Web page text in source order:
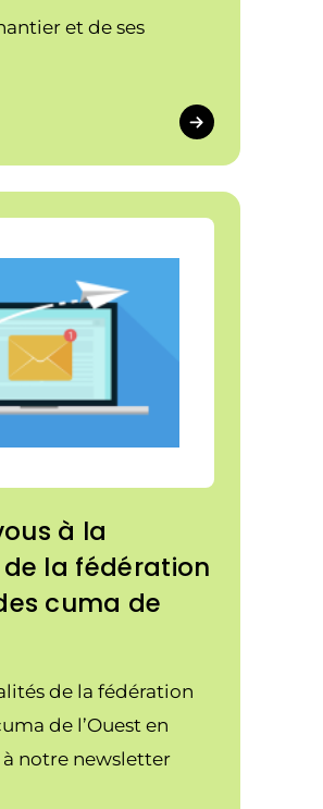
et de ses
à la
la fédération
cuma de
de la fédération
de l’Ouest en
notre newsletter